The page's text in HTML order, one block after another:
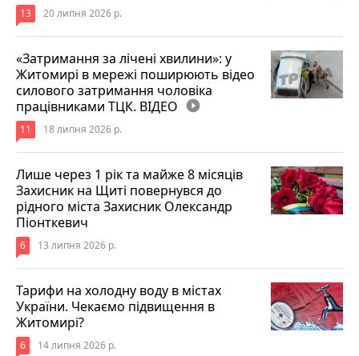
13 20 липня 2026 р.
«Затримання за лічені хвилини»: у
Житомирі в мережі поширюють відео
силового затримання чоловіка
працівниками ТЦК. ВІДЕО play_circle_filled
11 18 липня 2026 р.
Лише через 1 рік та майже 8 місяців
Захисник на Щиті повернувся до
рідного міста Захисник Олександр
Піонткевич
6 13 липня 2026 р.
Тарифи на холодну воду в містах
України. Чекаємо підвищення в
Житомирі?
6 14 липня 2026 р.